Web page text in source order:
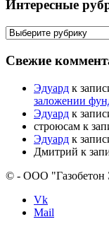
Интересные
Интересные
Свежие
Эдуард к
заложении
Эдуард к
строюсам к
Эдуард к
Дмитрий к
© - ООО "Газобетон
Vk
Mail